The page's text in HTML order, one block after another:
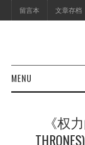
留言本 文章存档
MENU
映像快讯《权